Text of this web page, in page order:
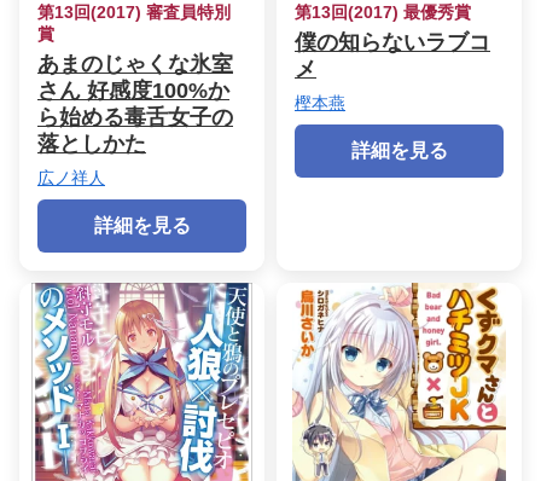
第13回(2017) 審査員特別
賞
あまのじゃくな氷室
さん 好感度100%か
ら始める毒舌女子の
落としかた
広ノ祥人
詳細を見る
第13回(2017) 最優秀賞
僕の知らないラブコ
メ
樫本燕
詳細を見る